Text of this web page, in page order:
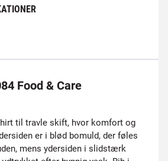
Food & Care
til travle skift, hvor komfort og
er i blød bomuld, der føles
mens ydersiden i slidstærk